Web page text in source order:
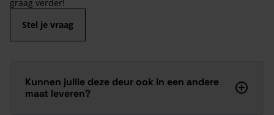
graag verder!
Stel je vraag
Kunnen jullie deze deur ook in een andere
maat leveren?